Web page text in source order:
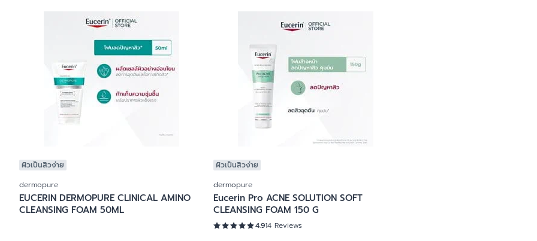
ผิวแพ้ง่าย ไวต่อการระคายเคือง
ผิวคันระคายจากผิวแห้ง
ผิวหน้าแดง แพ้ง่าย
หนังศีรษะมีรังแค และผมบาง
ผิวบอบบางแพ้ง่าย
ป้องกันแสงแดด
ปกป้องผิวจากแสงแดด
ผลิตภัณฑ์สำหรับเส้นผมและหนังศีรษะ
body lotion
ครีมบำรุงผิวสำหรับกลางคืน
ครีมบำรุงผิวสำหรับกลางวัน
ผลิตภัฑณ์ดูแลผิวหน้า (มอยส์เจอไรเซอร์)
ผลิตภัณฑ์บำรุงผิวรอบดวงตา
ผลิตภัณฑ์บำรุงริมฝีปาก
ผิวเป็นสิวง่าย
dermopure
EUCERIN DERMOPURE CLINICAL AMINO
CLEANSING FOAM 50ML
ผิวเป็นสิวง่าย
dermopure
Eucerin Pro ACNE SOLUTION SOFT
CLEANSING FOAM 150 G
4.914 Reviews